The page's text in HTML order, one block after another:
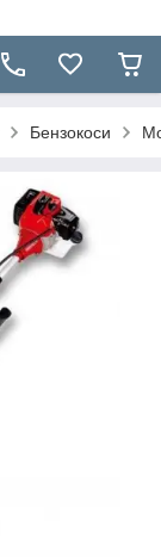
Бензокоси